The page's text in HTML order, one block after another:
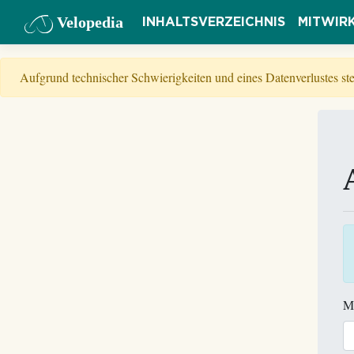
Velopedia INHALTSVERZEICHNIS
Aufgrund technischer Schwierigkeiten und eines Datenverlustes